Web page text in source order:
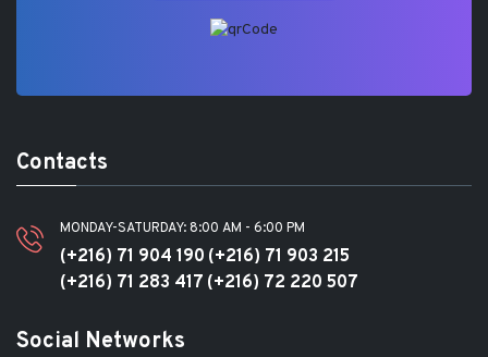
Contacts
MONDAY-SATURDAY: 8:00 AM - 6:00 PM
(+216) 71 904 190 (+216) 71 903 215
(+216) 71 283 417 (+216) 72 220 507
Social Networks